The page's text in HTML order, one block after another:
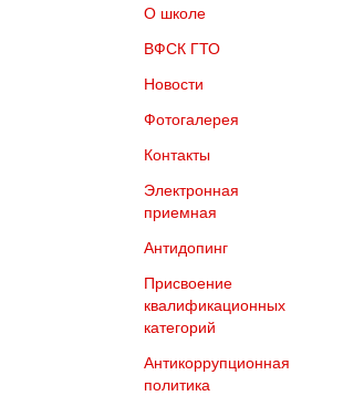
О школе
ВФСК ГТО
Новости
Фотогалерея
Контакты
Электронная
приемная
Антидопинг
Присвоение
квалификационных
категорий
Антикоррупционная
политика